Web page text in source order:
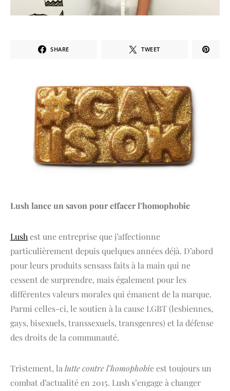
SHARE TWEET
Lush lance un savon pour effacer l’homophobie
Lushest une entreprise que j’affectionne
particulièrement depuis quelques années déjà. D’abord
pour leurs produits sensass faits à la main qui ne
cessent de surprendre, mais également pour les
différentes valeurs morales qui émanent de la marque.
Parmi celles-ci, le soutien à la cause LGBT (lesbiennes,
gays, bisexuels, transsexuels, transgenres) et la défense
des droits de la communauté.
Tristement, lalutte contre l’homophobie est toujours un
combat d’actualité en 2015. Lush s’engage à changer